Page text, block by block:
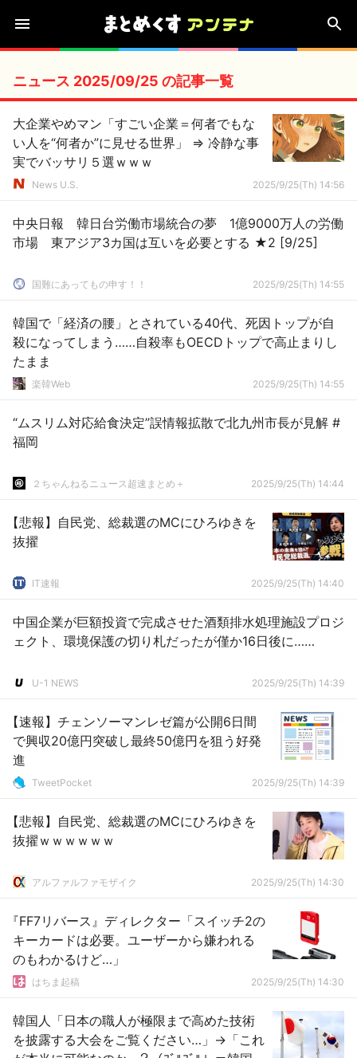
ニュース 2025/09/25 の記事一覧
大企業やめマン「すごい企業＝何者でもな
い人を“何者か”に見せる世界」 ⇒ 冷静な事
実でバッサリ５選ｗｗｗ
News U.S. 2025/9/25(Th) 14:56
中央日報 韓日台労働市場統合の夢 1億9000万人の労働
市場 東アジア3カ国は互いを必要とする ★2 [9/25]
国難にあってもの申す！！ 2025/9/25(Th) 14:55
韓国で「経済の腰」とされている40代、死因トップが自
殺になってしまう……自殺率もOECDトップで高止まりし
たまま
楽韓Web 2025/9/25(Th) 14:55
“ムスリム対応給食決定”誤情報拡散で北九州市長が見解 #
福岡
２ちゃんねるニュース超速まとめ＋ 2025/9/25(Th) 14:44
【悲報】自民党、総裁選のMCにひろゆきを
抜擢
IT速報 2025/9/25(Th) 14:40
中国企業が巨額投資で完成させた酒類排水処理施設プロジ
ェクト、環境保護の切り札だったが僅か16日後に……
U-1 NEWS 2025/9/25(Th) 14:39
【速報】チェンソーマンレゼ篇が公開6日間
で興収20億円突破し最終50億円を狙う好発
進
TweetPocket 2025/9/25(Th) 14:39
【悲報】自民党、総裁選のMCにひろゆきを
抜擢ｗｗｗｗｗｗ
アルファルファモザイク 2025/9/25(Th) 14:30
『FF7リバース』ディレクター「スイッチ2の
キーカードは必要。ユーザーから嫌われる
のもわかるけど…」
はちま起稿 2025/9/25(Th) 14:30
韓国人「日本の職人が極限まで高めた技術
を披露する大会をご覧ください…」→「これ